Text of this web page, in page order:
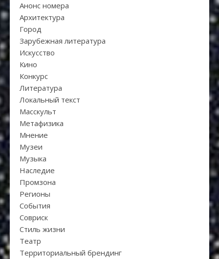
Анонс номера
Архитектура
Город
Зарубежная литература
Искуcство
Кино
Конкурс
Литература
Локальный текст
Масскульт
Метафизика
Мнение
Музеи
Музыка
Наследие
Промзона
Регионы
События
Совриск
Стиль жизни
Театр
Территориальный брендинг